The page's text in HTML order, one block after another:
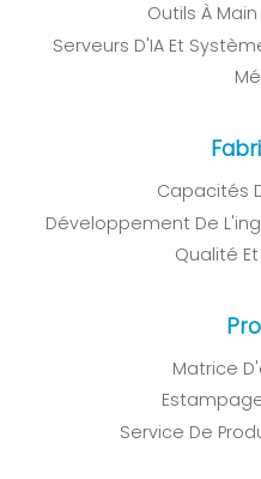
Outils À
Serveurs D'IA Et
Capacités
Développement De
Qualité
Matrice
Service De